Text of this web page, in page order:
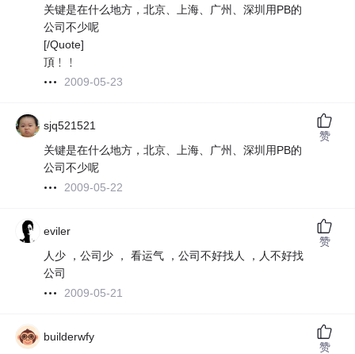
关键是在什么地方，北京、上海、广州、深圳用PB的
公司不少呢
[/Quote]
頂﹗﹗
2009-05-23
sjq521521
关键是在什么地方，北京、上海、广州、深圳用PB的
公司不少呢
2009-05-22
赞
eviler
人少 ，公司少 ， 看运气 ，公司不好找人 ，人不好找
公司
2009-05-21
赞
builderwfy
赞